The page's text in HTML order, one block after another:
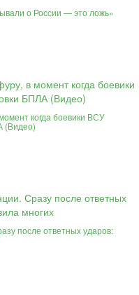
о России — это ложь»
когда боевики ВСУ
(Видео)
после ответных ударов: